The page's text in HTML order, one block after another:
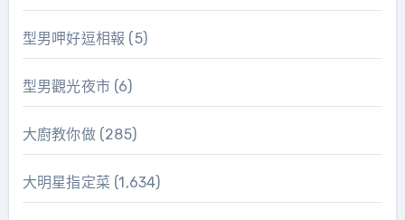
型男呷好逗相報 (5)
型男觀光夜市(6)
大廚教你做(285)
大明星指定菜 (1,634)